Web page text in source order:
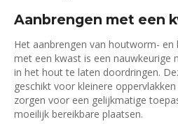
Aanbrengen met een
Het aanbrengen van houtworm-
met een kwast is een nauwkeurige
in het hout te laten doordringen.
geschikt voor kleinere
zorgen voor een gelijkmatige
moeilijk bereikbare plaatsen.